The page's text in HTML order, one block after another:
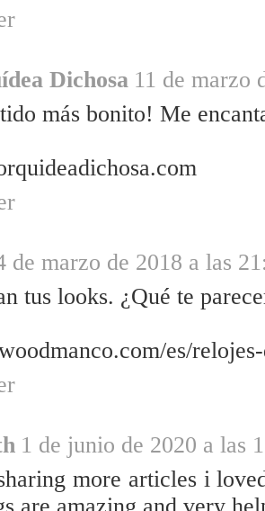
Dichosa 11 de marzo
más bonito! Me
de marzo de 2018 a las
tus looks. ¿Qué te
es/
1 de junio de 2020 a las
more articles i